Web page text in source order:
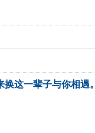
这一辈子与你相遇。